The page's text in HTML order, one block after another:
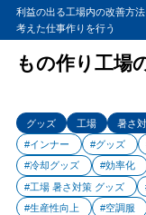
利益の出る工場内の改善方
考えた仕事作りを行う
もの作り工場
グッズ 工場
暑さ
#インナー
#グッズ
#冷却グッズ
#効率化
#工場 暑さ対策 グッズ
#生産性向上
#空調服